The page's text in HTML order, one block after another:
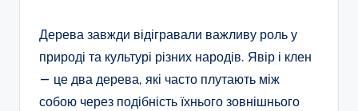
Дерева завжди відігравали важливу роль у
природі та культурі різних народів. Явір і клен
— це два дерева, які часто плутають між
собою через подібність їхнього зовнішнього